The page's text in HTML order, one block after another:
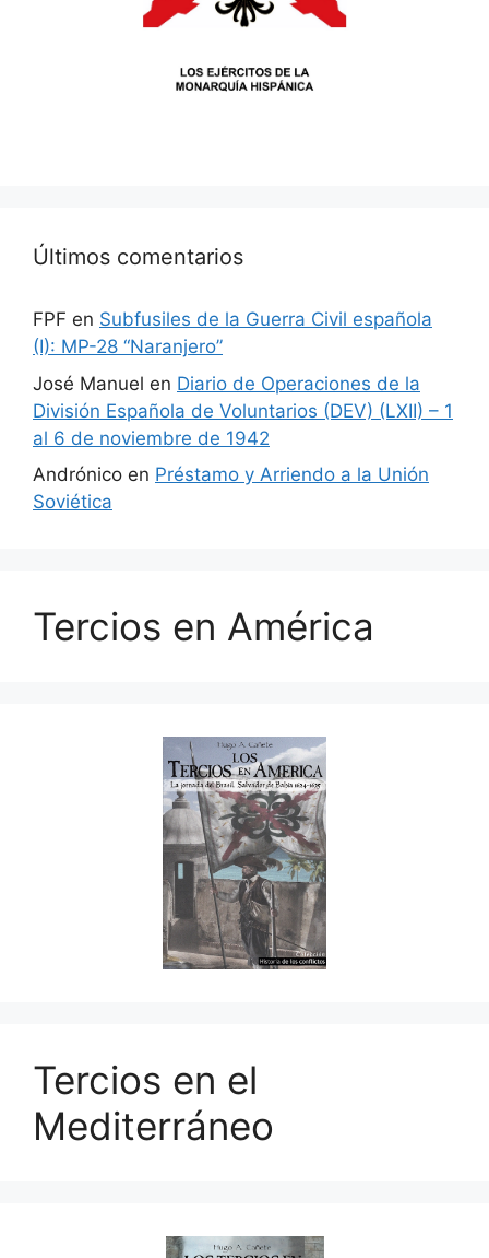
Últimos comentarios
FPF en Subfusiles de la Guerra Civil española
(I): MP-28 “Naranjero”
José Manuel en Diario de Operaciones de la
División Española de Voluntarios (DEV) (LXII) – 1
al 6 de noviembre de 1942
Andrónico en Préstamo y Arriendo a la Unión
Soviética
Tercios en América
Tercios en el
Mediterráneo